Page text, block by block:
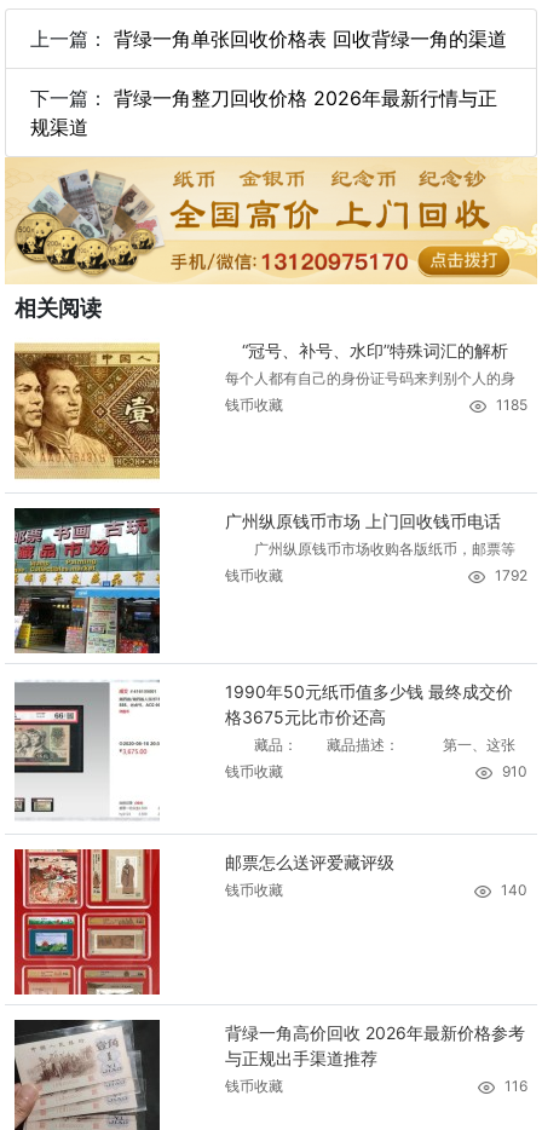
上一篇： 背绿一角单张回收价格表 回收背绿一角的渠道
下一篇： 背绿一角整刀回收价格 2026年最新行情与正
规渠道
相关阅读
“冠号、补号、水印”特殊词汇的解析
每个人都有自己的身份证号码来判别个人的身
钱币收藏
1185
广州纵原钱币市场 上门回收钱币电话
广州纵原钱币市场收购各版纸币，邮票等
钱币收藏
1792
1990年50元纸币值多少钱 最终成交价
格3675元比市价还高
藏品： 藏品描述： 第一、这张
钱币收藏
910
邮票怎么送评爱藏评级
钱币收藏 140
背绿一角高价回收 2026年最新价格参考
与正规出手渠道推荐
钱币收藏 116